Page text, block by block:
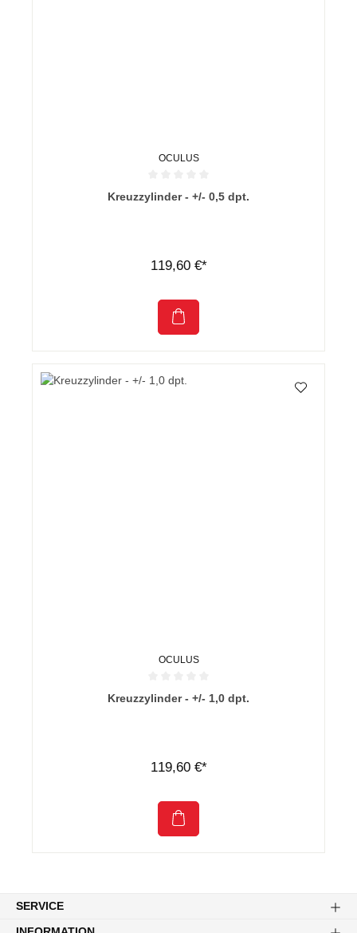
OCULUS
Durchschnittliche Bewertung von 0 von 5 Sternen
Kreuzzylinder - +/- 0,5 dpt.
119,60 €*
OCULUS
Durchschnittliche Bewertung von 0 von 5 Sternen
Kreuzzylinder - +/- 1,0 dpt.
119,60 €*
SERVICE